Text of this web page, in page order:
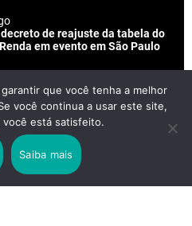
de reajuste da tabela do
em evento em São Paulo
e Petrobras financiam evento em
votos para Boulos
que você tenha a melhor
você continua a usar este site,
você está satisfeito.
Saiba mais